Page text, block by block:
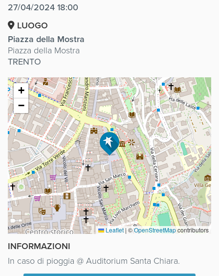
27/04/2024 18:00
LUOGO
Piazza della Mostra
Piazza della Mostra
TRENTO
+
−
Leaflet | ©OpenStreetMapcontributors
INFORMAZIONI
In caso di pioggia @ Auditorium Santa Chiara.